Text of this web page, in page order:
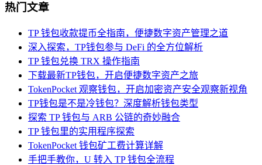
热门文章
TP 钱包收款提币全指南，便捷数字资产管理之道
深入探索，TP钱包参与 DeFi 的全方位解析
TP 钱包兑换 TRX 操作指南
下载最新TP钱包，开启便捷数字资产之旅
TokenPocket 观察钱包，开启加密资产安全观察新视角
TP钱包是不是冷钱包？深度解析钱包类型
探索 TP 钱包与 ARB 公链的奇妙融合
TP 钱包里的实用程序探索
TokenPocket 钱包矿工费计算详解
手把手教你，U 转入 TP 钱包全流程